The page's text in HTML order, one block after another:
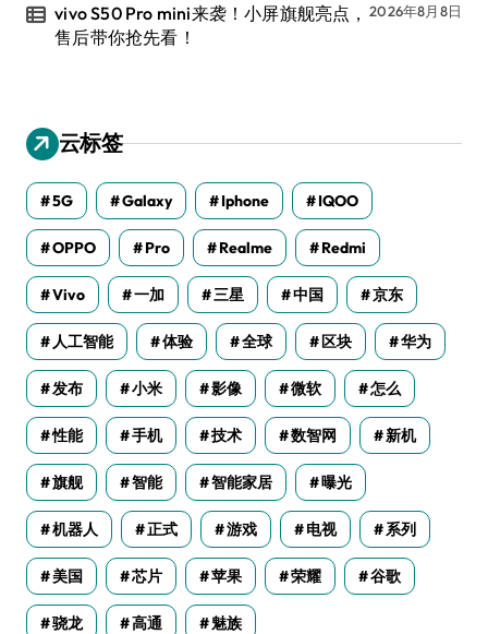
vivo S50 Pro mini来袭！小屏旗舰亮点，
售后带你抢先看！
2026年8月8日
云标签
5G Galaxy Iphone IQOO
OPPO Pro Realme Redmi
Vivo 一加 三星 中国 京东
人工智能 体验 全球 区块 华为
发布 小米 影像 微软 怎么
性能 手机 技术 数智网 新机
旗舰 智能 智能家居 曝光
机器人 正式 游戏 电视 系列
美国 芯片 苹果 荣耀 谷歌
骁龙 高通 魅族